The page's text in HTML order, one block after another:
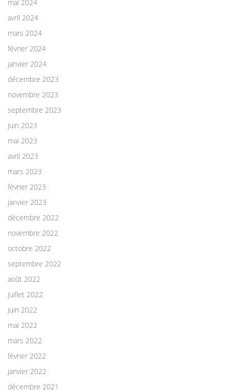
mai 2024
avril 2024
mars 2024
février 2024
janvier 2024
décembre 2023
novembre 2023
septembre 2023
juin 2023
mai 2023
avril 2023
mars 2023
février 2023
janvier 2023
décembre 2022
novembre 2022
octobre 2022
septembre 2022
août 2022
juillet 2022
juin 2022
mai 2022
mars 2022
février 2022
janvier 2022
décembre 2021